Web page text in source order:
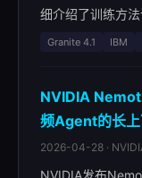
细介绍了训练方法
Granite 4.1 IBM
NVIDIA
频Agent的长
2026-04-28 ·
NVIDIA发布